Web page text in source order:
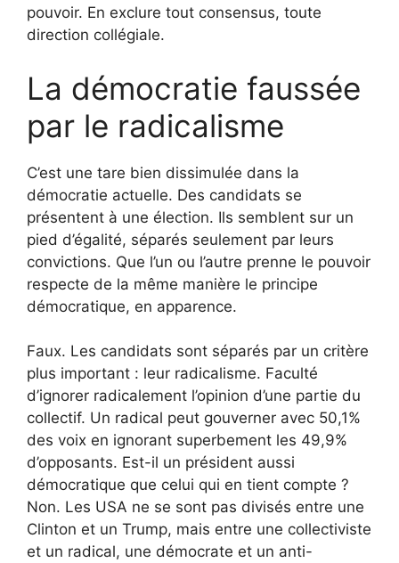
pouvoir. En exclure tout consensus, toute
direction collégiale.
La démocratie faussée
par le radicalisme
C’est une tare bien dissimulée dans la
démocratie actuelle. Des candidats se
présentent à une élection. Ils semblent sur un
pied d’égalité, séparés seulement par leurs
convictions. Que l’un ou l’autre prenne le pouvoir
respecte de la même manière le principe
démocratique, en apparence.
Faux. Les candidats sont séparés par un critère
plus important : leur radicalisme. Faculté
d’ignorer radicalement l’opinion d’une partie du
collectif. Un radical peut gouverner avec 50,1%
des voix en ignorant superbement les 49,9%
d’opposants. Est-il un président aussi
démocratique que celui qui en tient compte ?
Non. Les USA ne se sont pas divisés entre une
Clinton et un Trump, mais entre une collectiviste
et un radical, une démocrate et un anti-